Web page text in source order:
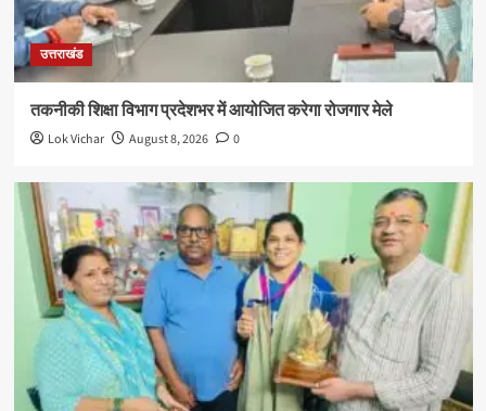
उत्तराखंड
तकनीकी शिक्षा विभाग प्रदेशभर में आयोजित करेगा रोजगार मेले
Lok Vichar August 8, 2026 0